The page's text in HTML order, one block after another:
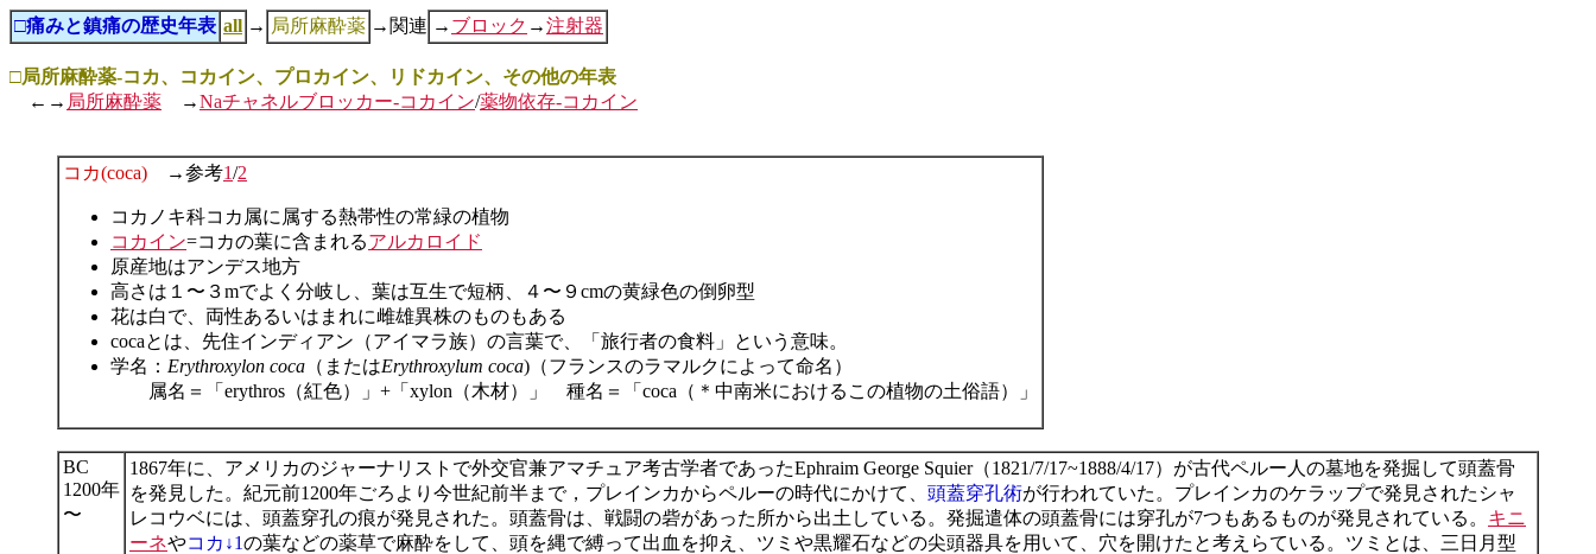
□痛みと鎮痛の歴史年表 all → 局所麻酔薬 →関連 → ブロック →注射器
□局所麻酔薬-コカ、コカイン、プロカイン、リドカイン、その他の年表
←→ 局所麻酔薬 →Naチャネルブロッカー-コカイン/薬物依存-コカイン
コカ(coca) →参考1/2
コカノキ科コカ属に属する熱帯性の常緑の植物
コカイン=コカの葉に含まれるアルカロイド
原産地はアンデス地方
高さは１〜３mでよく分岐し、葉は互生で短柄、４〜９cmの黄緑色の倒卵型
花は白で、両性あるいはまれに雌雄異株のものもある
cocaとは、先住インディアン（アイマラ族）の言葉で、「旅行者の食料」という意味。
学名： Erythroxylon coca （またはErythroxylum coca)（フランスのラマルクによって命名）
属名＝「erythros（紅色）」+「xylon（木材）」 種名＝「coca（＊中南米におけるこの植物の土俗語）」
BC
1200年
〜
1867年に、アメリカのジャーナリストで外交官兼アマチュア考古学者であったEphraim George Squier（1821/7/17~1888/4/17）が古代ペルー人の墓地を発掘して頭蓋骨
を発見した。紀元前1200年ごろより今世紀前半まで，プレインカからペルーの時代にかけて、 頭蓋穿孔術が行われていた。プレインカのケラップで発見されたシャ
レコウベには、頭蓋穿孔の痕が発見された。頭蓋骨は、戦闘の砦があった所から出土している。発掘遣体の頭蓋骨には穿孔が7つもあるものが発見されている。 キニ
ーネやコカ↓1の葉などの薬草で麻酔をして、頭を縄で縛って出血を抑え、ツミや黒耀石などの尖頭器具を用いて、穴を開けたと考えらている。ツミとは、三日月型